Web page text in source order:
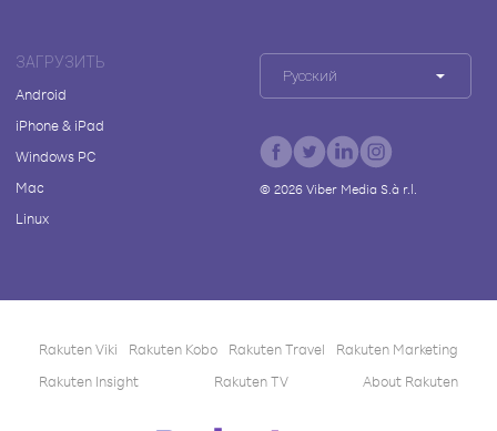
ЗАГРУЗИТЬ
Android
iPhone & iPad
Windows PC
Mac
Linux
Русский
© 2026Viber Media S.à r.l.
Rakuten Viki Rakuten Kobo Rakuten Travel
Rakuten Marketing
Rakuten Insight
Rakuten TV About Rakuten